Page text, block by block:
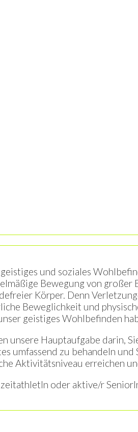
und soziales
Bewegung von
Körper. Denn
Beweglichkeit und
geistiges Wohlbefinden
unsere Hauptaufgabe darin,
umfassend zu behandeln und
Aktivitätsniveau erreichen
oder aktive/r